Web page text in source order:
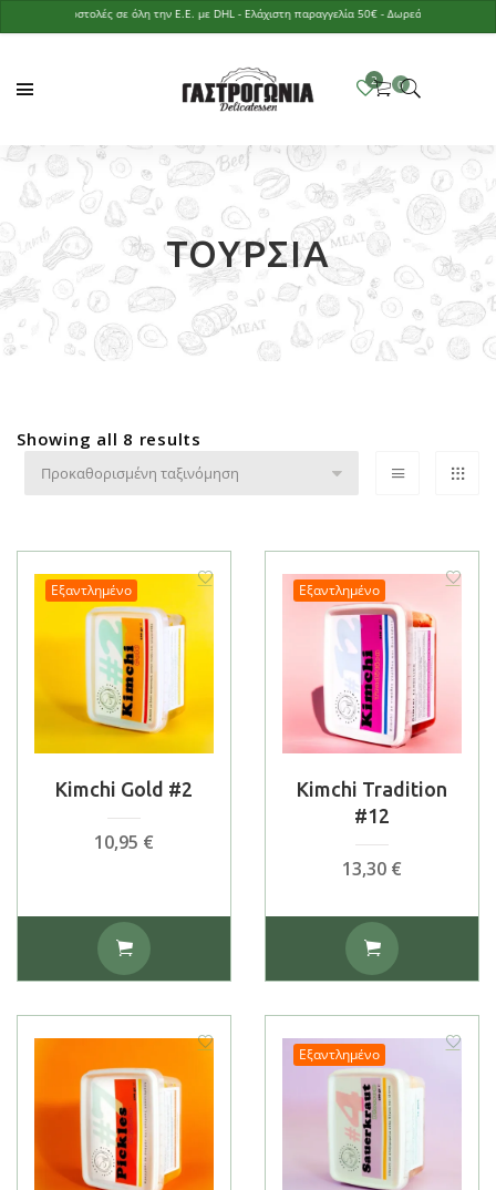
Αποστολές σε όλη την Ε.Ε. με DHL - Ελάχιστη παραγγελία 50€ - Δωρεάν παράδοση με
ΤΟΥΡΣΙΆ
Showing all 8 results
Εξαντλημένο
Kimchi Gold #2
10,95 €
Εξαντλημένο
Kimchi Tradition
#12
13,30 €
Εξαντλημένο